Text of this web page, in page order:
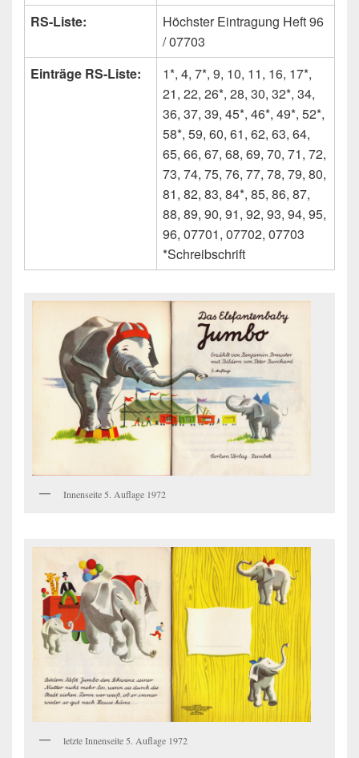
RS-Liste:
Höchster Eintragung Heft 96
/ 07703
Einträge RS-Liste:
1*, 4, 7*, 9, 10, 11, 16, 17*,
21, 22, 26*, 28, 30, 32*, 34,
36, 37, 39, 45*, 46*, 49*, 52*,
58*, 59, 60, 61, 62, 63, 64,
65, 66, 67, 68, 69, 70, 71, 72,
73, 74, 75, 76, 77, 78, 79, 80,
81, 82, 83, 84*, 85, 86, 87,
88, 89, 90, 91, 92, 93, 94, 95,
96, 07701, 07702, 07703
*Schreibschrift
Innenseite 5. Auflage 1972
letzte Innenseite 5. Auflage 1972